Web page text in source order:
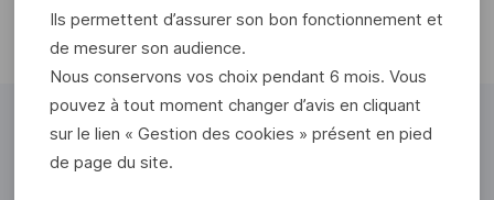
Ils permettent d’assurer son bon fonctionnement et
de mesurer son audience.
Nous conservons vos choix pendant 6 mois. Vous
pouvez à tout moment changer d’avis en cliquant
sur le lien « Gestion des cookies » présent en pied
de page du site.